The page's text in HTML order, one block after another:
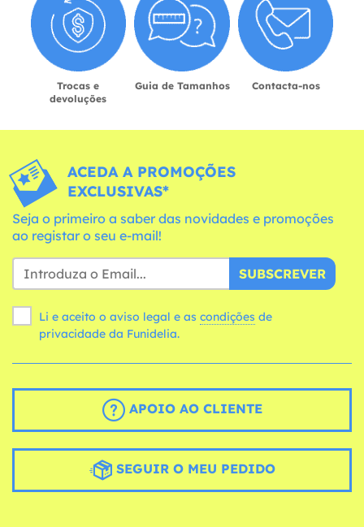
Trocas e
devoluções
Guia de Tamanhos Contacta-nos
ACEDA A PROMOÇÕES
EXCLUSIVAS*
Seja o primeiro a saber das novidades e promoções
ao registar o seu e-mail!
SUBSCREVER
Li e aceito o aviso legal e as condições
privacidade da Funidelia.
APOIO AO CLIENTE
SEGUIR O MEU PEDIDO